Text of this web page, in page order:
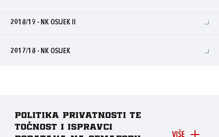
2018/19 - NK OSIJEK II
2017/18 - NK OSIJEK
VIŠE
Politika privatnosti te
točnost i ispravci